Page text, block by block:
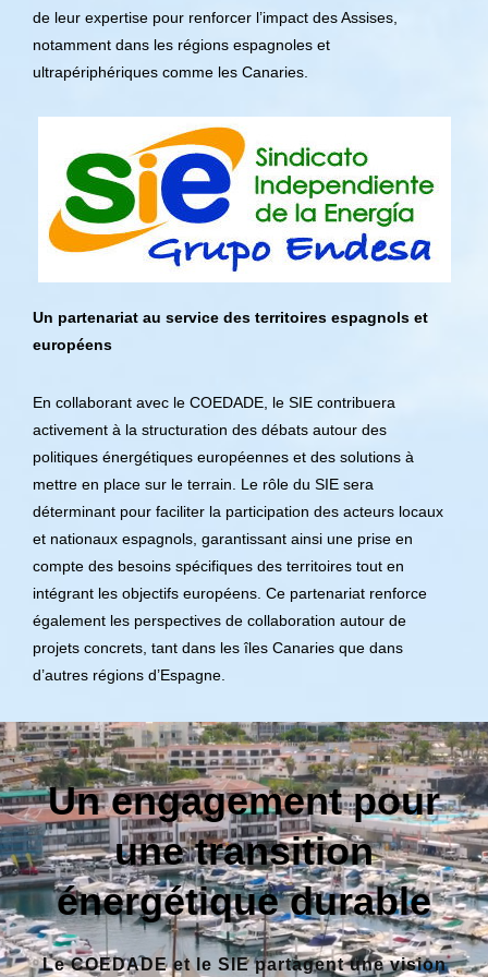
de leur expertise pour renforcer l’impact des Assises,
notamment dans les régions espagnoles et
ultrapériphériques comme les Canaries.
Un partenariat au service des territoires espagnols et
européens
En collaborant avec le COEDADE, le SIE contribuera
activement à la structuration des débats autour des
politiques énergétiques européennes et des solutions à
mettre en place sur le terrain. Le rôle du SIE sera
déterminant pour faciliter la participation des acteurs locaux
et nationaux espagnols, garantissant ainsi une prise en
compte des besoins spécifiques des territoires tout en
intégrant les objectifs européens. Ce partenariat renforce
également les perspectives de collaboration autour de
projets concrets, tant dans les îles Canaries que dans
d’autres régions d’Espagne.
Un engagement pour
une transition
énergétique durable
Le COEDADE et le SIE partagent une vision